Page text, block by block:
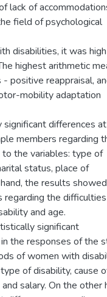
lack of
field of psychological
disabilities, it was
highest arithmetic
positive reappraisal,
mobility adaptation
differences
members regarding
the variables: type of
status, place of
the results
the difficulties
and age.
significant
the responses of the
of women with
of disability, cause
salary. On the other